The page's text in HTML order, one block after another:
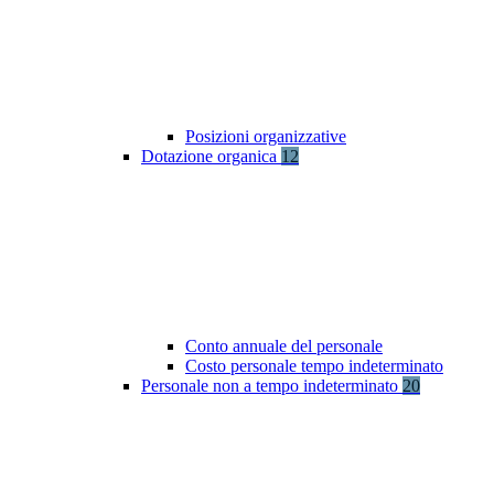
Posizioni organizzative
Dotazione organica 12
Conto annuale del personale
Costo personale tempo indeterminato
Personale non a tempo indeterminato 20